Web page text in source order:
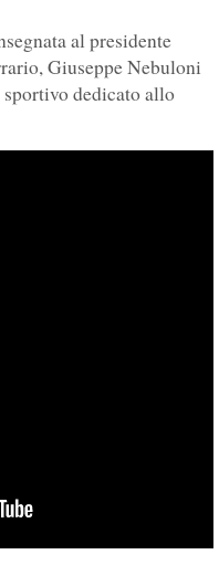
al presidente
Giuseppe Nebuloni
dedicato allo